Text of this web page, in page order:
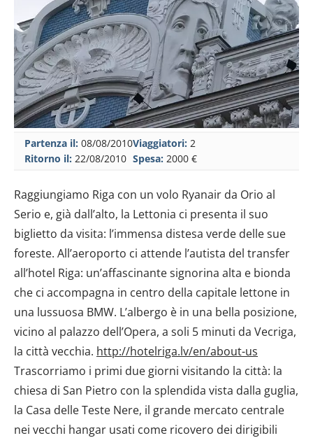
Partenza il: 08/08/2010
Ritorno il: 22/08/2010
Viaggiatori: 2
Spesa: 2000 €
Raggiungiamo Riga con un volo Ryanair da Orio al
Serio e, già dall’alto, la Lettonia ci presenta il suo
biglietto da visita: l’immensa distesa verde delle sue
foreste. All’aeroporto ci attende l’autista del transfer
all’hotel Riga: un’affascinante signorina alta e bionda
che ci accompagna in centro della capitale lettone in
una lussuosa BMW. L’albergo è in una bella posizione,
vicino al palazzo dell’Opera, a soli 5 minuti da Vecriga,
la città vecchia. http://hotelriga.lv/en/about-us
Trascorriamo i primi due giorni visitando la città: la
chiesa di San Pietro con la splendida vista dalla guglia,
la Casa delle Teste Nere, il grande mercato centrale
nei vecchi hangar usati come ricovero dei dirigibili